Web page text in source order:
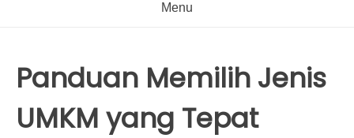
Menu
Panduan Memilih Jenis
UMKM yang Tepat